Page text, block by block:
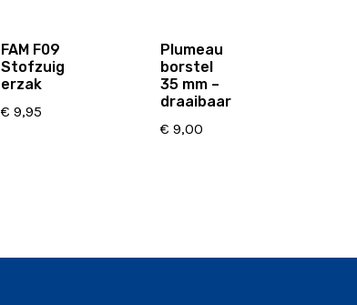
FAM F09
Stofzuig
erzak
€ 9,95
Plumeau
borstel
35 mm –
draaibaar
€ 9,00